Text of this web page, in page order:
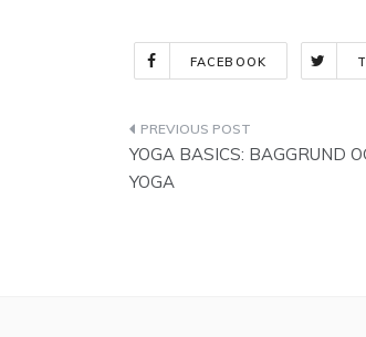
FACEBOOK
Indlægsnavigation
YOGA BASICS: BAGGRUND
YOGA